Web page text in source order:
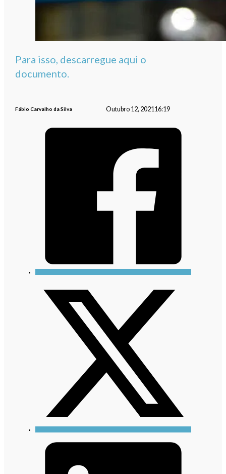
Para isso, descarregue aqui o
documento.
Fábio Carvalho da Silva Outubro 12, 2021 16:19